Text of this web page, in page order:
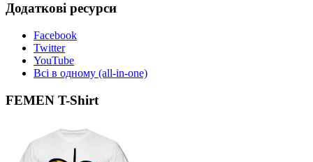
Додаткові ресурси
Facebook
Twitter
YouTube
Всі в одному (all-in-one)
FEMEN T-Shirt